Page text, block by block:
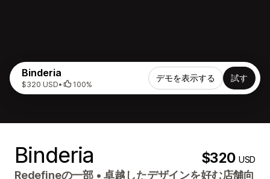
Binderia
$320 USD• 100%
デモを表示する 試す
Binderia $320USD
Redefineの一部 • 卓越したデザインを好む店舗向